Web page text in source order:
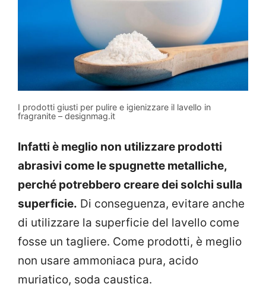
I prodotti giusti per pulire e igienizzare il lavello in
fragranite – designmag.it
Infatti è meglio non utilizzare prodotti
abrasivi come le spugnette metalliche,
perché potrebbero creare dei solchi sulla
superficie. Di conseguenza, evitare anche
di utilizzare la superficie del lavello come
fosse un tagliere. Come prodotti, è meglio
non usare ammoniaca pura, acido
muriatico, soda caustica.